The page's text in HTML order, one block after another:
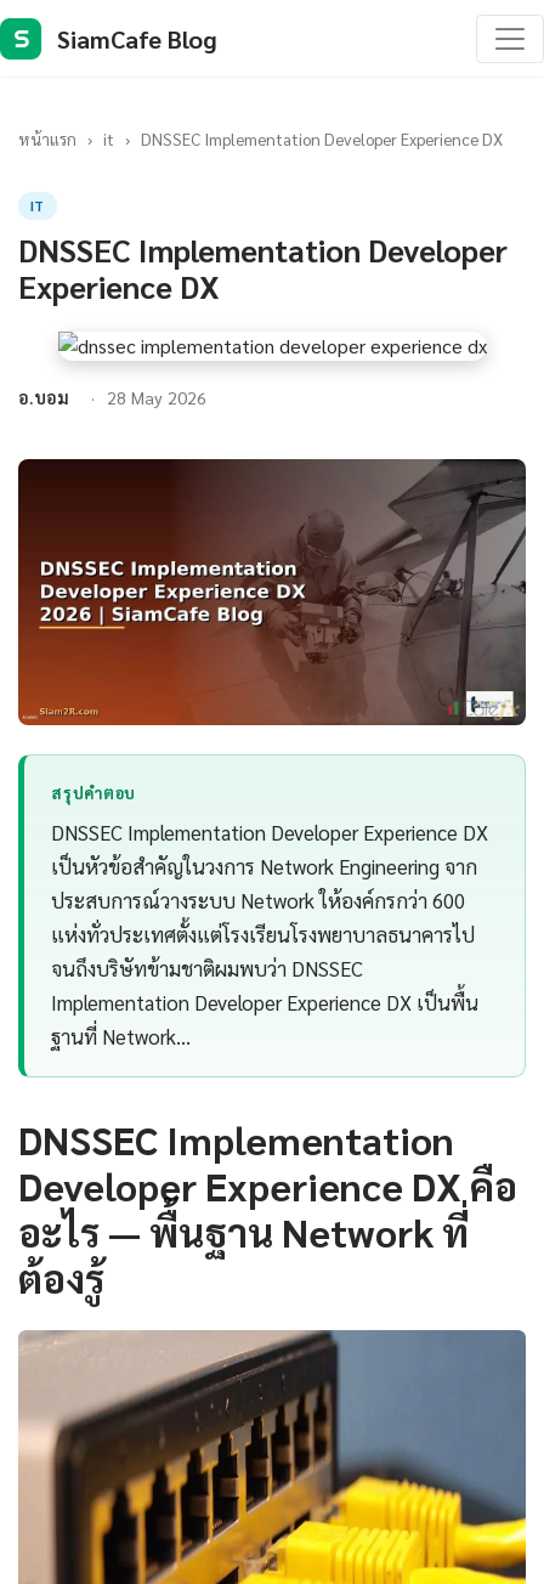
S SiamCafe Blog
หน้าแรก › it › DNSSEC Implementation Developer Experience DX
IT
DNSSEC Implementation Developer
Experience DX
อ.บอม 28 May 2026
สรุปคำตอบ
DNSSEC Implementation Developer Experience DX
เป็นหัวข้อสำคัญในวงการ Network Engineering จาก
ประสบการณ์วางระบบ Network ให้องค์กรกว่า 600
แห่งทั่วประเทศตั้งแต่โรงเรียนโรงพยาบาลธนาคารไป
จนถึงบริษัทข้ามชาติผมพบว่า DNSSEC
Implementation Developer Experience DX เป็นพื้น
ฐานที่ Network…
DNSSEC Implementation
Developer Experience DX คือ
อะไร — พื้นฐาน Network ที่
ต้องรู้